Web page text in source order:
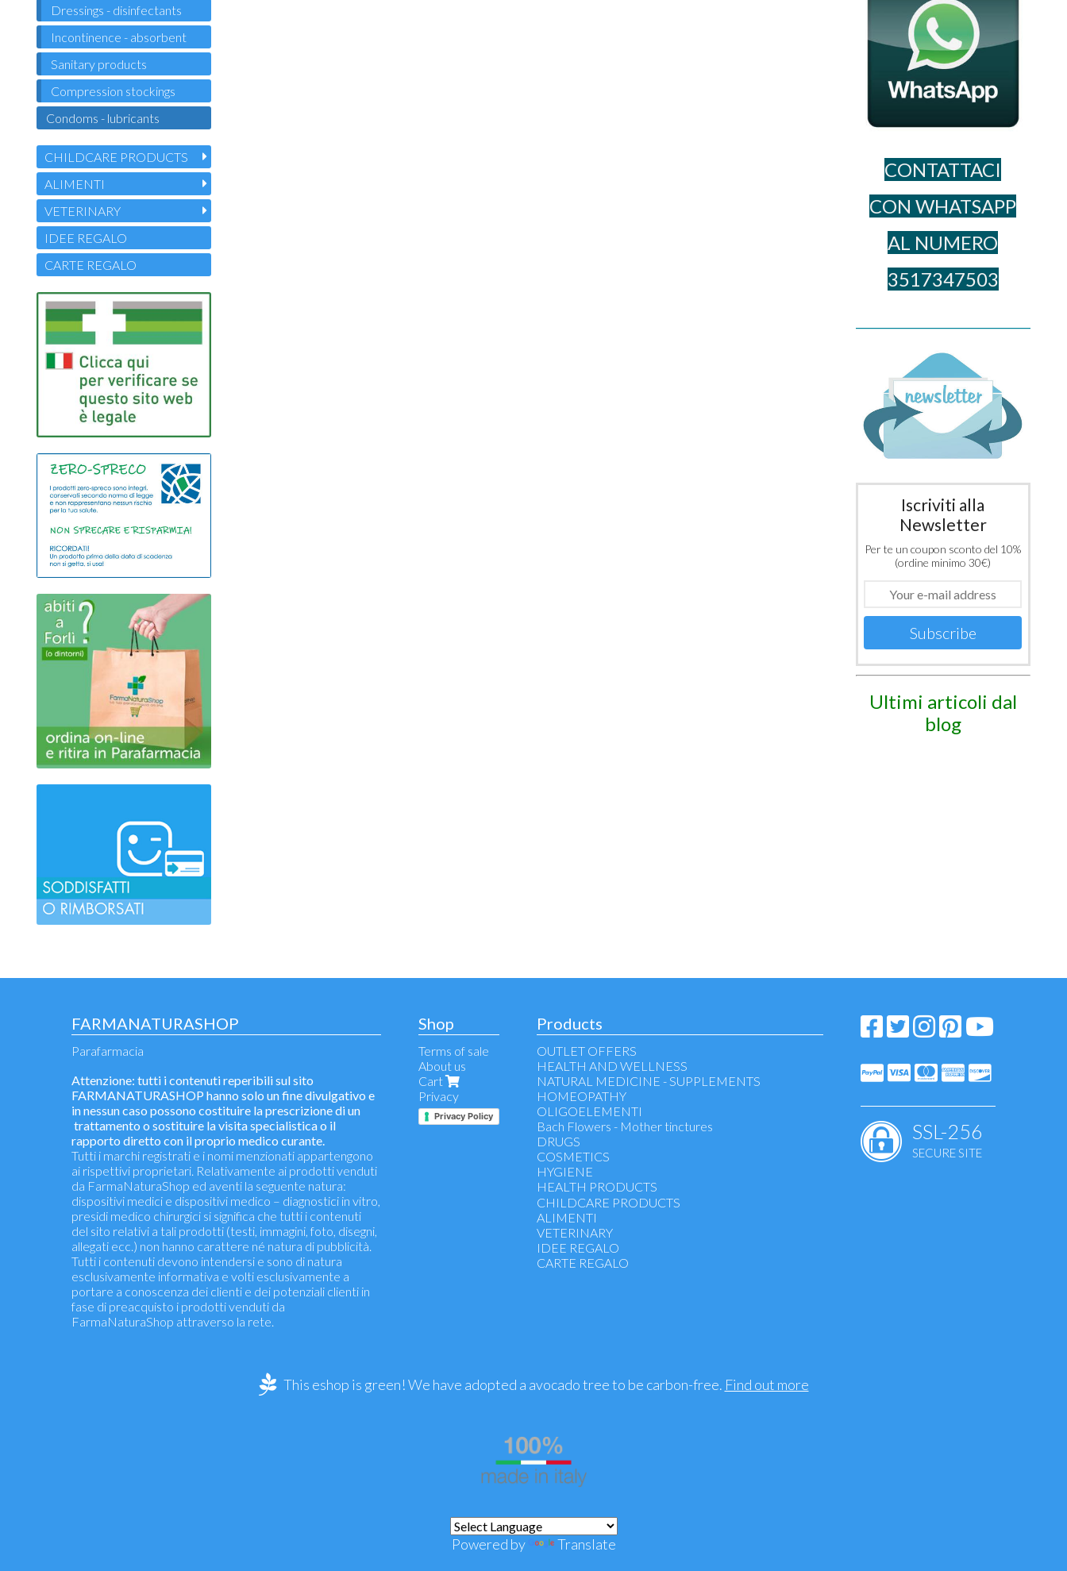
Dressings - disinfectants
Incontinence - absorbent
Sanitary products
Compression stockings
Condoms - lubricants
CHILDCARE PRODUCTS
ALIMENTI
VETERINARY
IDEE REGALO
CARTE REGALO
CONTATTACI
CON WHATSAPP
AL NUME​RO
3517347503
Iscriviti alla
Newsletter
Per te un coupon sconto del 10%
(ordine minimo 30€)
Subscribe
Ultimi articoli dal
blog
FARMANATURASHOP
Parafarmacia
Attenzione: tutti i contenuti reperibili sul sito
FARMANATURASHOP hanno solo un fine divulgativo e
in nessun caso possono costituire la prescrizione di un
trattamento o sostituire la visita specialistica o il
rapporto diretto con il proprio medico curante.
Tutti i marchi registrati e i nomi menzionati appartengono
ai rispettivi proprietari. Relativamente ai prodotti venduti
da FarmaNaturaShop ed aventi la seguente natura:
dispositivi medici e dispositivi medico – diagnostici in vitro,
presidi medico chirurgici si significa che tutti i contenuti
del sito relativi a tali prodotti (testi, immagini, foto, disegni,
allegati ecc.) non hanno carattere né natura di pubblicità.
Tutti i contenuti devono intendersi e sono di natura
esclusivamente informativa e volti esclusivamente a
portare a conoscenza dei clienti e dei potenziali clienti in
fase di preacquisto i prodotti venduti da
FarmaNaturaShop attraverso la rete.
Shop
Terms of sale
About us
Cart
Privacy
Privacy Policy
Products
OUTLET OFFERS
HEALTH AND WELLNESS
NATURAL MEDICINE - SUPPLEMENTS
HOMEOPATHY
OLIGOELEMENTI
Bach Flowers - Mother tinctures
DRUGS
COSMETICS
HYGIENE
HEALTH PRODUCTS
Blood pressure meter
Aerosol - Electrical Stimulator
Thermometers - diagnostic tests and pregnancy tests
Dressings - disinfectants
Incontinence - absorbent
CHILDCARE PRODUCTS
ALIMENTI
VETERINARY
IDEE REGALO
CARTE REGALO
SSL-256
SECURE SITE
This eshop is green! We have adopted a avocado tree to be carbon-free. Find out more
Powered by Translate